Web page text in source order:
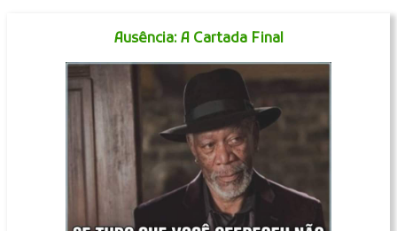
Ausência: A Cartada Final